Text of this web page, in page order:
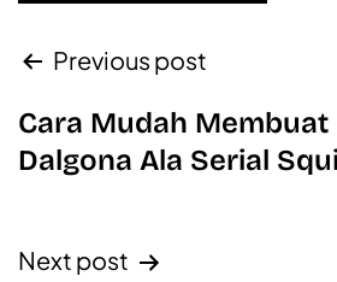
Previous post
Cara Mudah Membuat
Dalgona Ala Serial
Next post